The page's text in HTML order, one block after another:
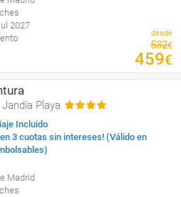
2027
desde
532€
459€
Playa
Incluido
en 3 cuotas sin intereses! (Válido en
Madrid